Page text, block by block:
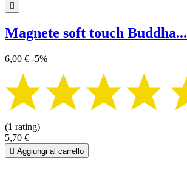

Magnete soft touch Buddha...
6,00 € -5%
(1 rating)
5,70 €
 Aggiungi al carrello